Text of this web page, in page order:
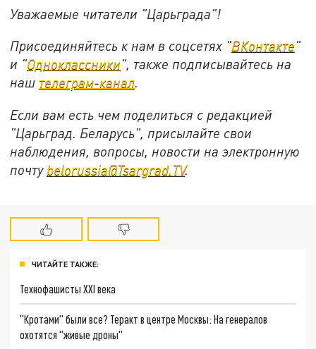
Уважаемые читатели "Царьграда"!
Присоединяйтесь к нам в соцсетях "ВКонтакте"
и "Одноклассники", также подписывайтесь на
наш телеграм-канал.
Если вам есть чем поделиться с редакцией
"Царьград. Беларусь", присылайте свои
наблюдения, вопросы, новости на электронную
почту belorussia@Tsargrad.TV.
ЧИТАЙТЕ ТАКЖЕ:
Технофашисты XXI века
"Кротами" были все? Теракт в центре Москвы: На генералов
охотятся "живые дроны"